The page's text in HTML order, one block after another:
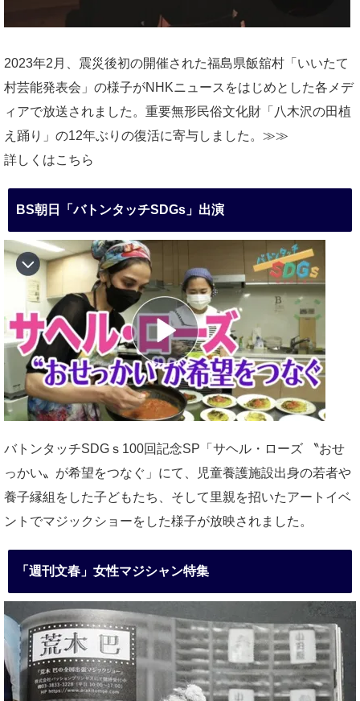
2023年2月、震災後初の開催された福島県飯舘村「いいたて
村芸能発表会」の様子がNHKニュースをはじめとした各メデ
ィアで放送されました。重要無形民俗文化財「八木沢の田植
え踊り」の12年ぶりの復活に寄与しました。≫≫
詳しくはこちら
BS朝日「バトンタッチSDGs」出演
バトンタッチSDGｓ100回記念SP「サヘル・ローズ 〝おせ
っかい〟が希望をつなぐ」にて、児童養護施設出身の若者や
養子縁組をした子どもたち、そして里親を招いたアートイベ
ントでマジックショーをした様子が放映されました。
「週刊文春」女性マジシャン特集